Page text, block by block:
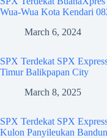
Wua-Wua Kota Kendari
March 6, 2024
SPX Terdekat SPX
Timur Balikpapan City
March 8, 2025
SPX Terdekat SPX
Kulon Panyileukan